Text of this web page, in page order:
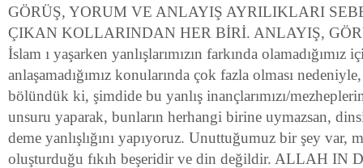
GÖRÜŞ, YORUM VE ANLAYIŞ AYRILIKLARI
ÇIKAN KOLLARINDAN HER BİRİ. ANLAYIŞ,
İslam ı yaşarken yanlışlarımızın farkında olamadığımız
anlaşamadığımız konularında çok fazla olması
bölündük ki, şimdide bu yanlış inançlarımızı/
unsuru yaparak, bunların herhangi birine uymazsan,
deme yanlışlığını yapıyoruz. Unuttuğumuz bir şey var,
oluşturduğu fıkıh beşeridir ve din değildir. ALLAH IN